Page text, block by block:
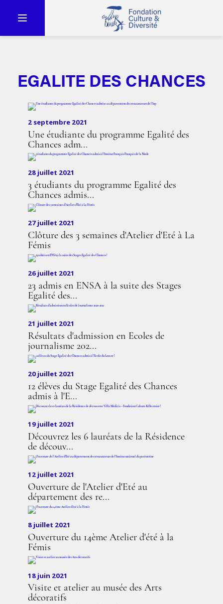
EGALITE DES CHANCES
2 septembre 2021
Une étudiante du programme Egalité des
Chances adm...
28 juillet 2021
3 étudiants du programme Egalité des
Chances admis...
27 juillet 2021
Clôture des 3 semaines d'Atelier d'Eté à La
Fémis
26 juillet 2021
23 admis en ENSA à la suite des Stages
Egalité des...
21 juillet 2021
Résultats d'admission en Ecoles de
journalisme 202...
20 juillet 2021
12 élèves du Stage Egalité des Chances
admis à l'E...
19 juillet 2021
Découvrez les 6 lauréats de la Résidence
de découv...
12 juillet 2021
Ouverture de l'Atelier d'Eté au
département des re...
8 juillet 2021
Ouverture du 14ème Atelier d'été à la
Fémis
18 juin 2021
Visite et atelier au musée des Arts
décoratifs